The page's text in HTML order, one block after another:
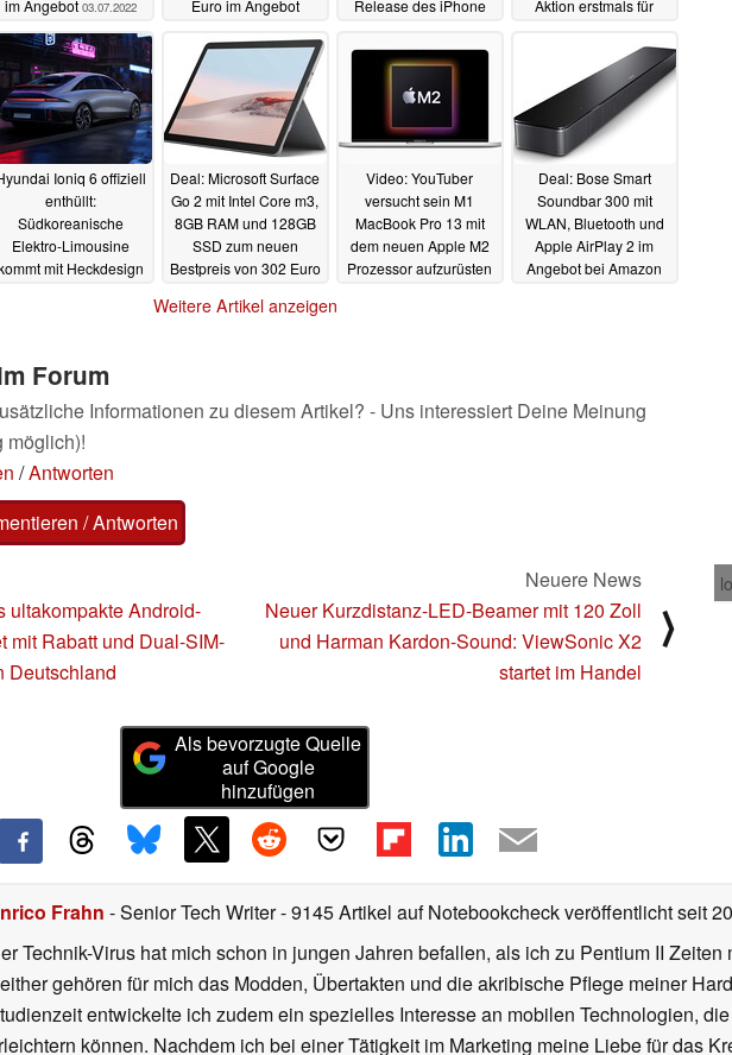
im Angebot 03.07.2022
Euro im Angebot
Release des iPhone
Deutschland?02.07.2022
Aktion erstmals für
01.07.2022
Ioniq 6 offiziell
enthüllt:
Südkoreanische
Elektro-Limousine
mit Heckdesign
Deal: Microsoft Surface
Go 2 mit Intel Core m3,
8GB RAM und 128GB
SSD zum neuen
Bestpreis von 302 Euro
Video: YouTuber
versucht sein M1
MacBook Pro 13 mit
dem neuen Apple M2
Prozessor aufzurüsten
Deal: Bose Smart
Soundbar 300 mit
WLAN, Bluetooth und
Apple AirPlay 2 im
Angebot bei Amazon
Weitere Artikel anzeigen
Forum
Informationen zu diesem Artikel? - Uns interessiert Deine Meinung
möglich)!
/Antworten
/ Antworten
ultakompakte Android-
mit Rabatt und Dual-SIM-
Deutschland
Neuere News
Neuer Kurzdistanz-LED-Beamer mit 120 Zoll
und Harman Kardon-Sound: ViewSonic X2
startet im Handel
⟩
Als bevorzugte Quelle
auf Google
hinzufügen
Frahn - Senior Tech Writer- 9145 Artikel auf Notebookcheck veröffentlichtseit
Technik-Virus hat mich schon in jungen Jahren befallen, als ich zu Pentium II
gehören für mich das Modden, Übertakten und die akribische Pflege meiner
entwickelte ich zudem ein spezielles Interesse an mobilen Technologien,
können. Nachdem ich bei einer Tätigkeit im Marketing meine Liebe für das